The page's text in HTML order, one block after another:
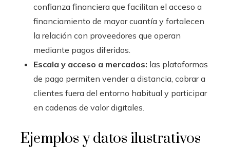
confianza financiera que facilitan el acceso a
financiamiento de mayor cuantía y fortalecen
la relación con proveedores que operan
mediante pagos diferidos.
Escala y acceso a mercados: las plataformas
de pago permiten vender a distancia, cobrar a
clientes fuera del entorno habitual y participar
en cadenas de valor digitales.
Ejemplos y datos ilustrativos